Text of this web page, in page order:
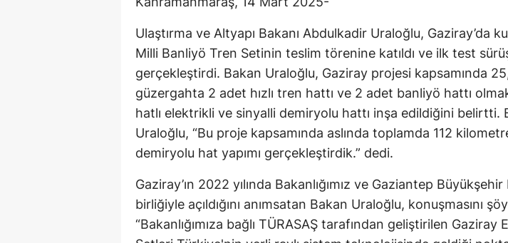
Edirne
Elazığ
Erzincan
Erzurum
Gaziantep
Giresun
Ulaştırma ve Altyapı Bakanı Abdulkadir Uraloğlu, Gaziray’da
Milli Banliyö Tren Setinin teslim törenine katıldı ve ilk test
gerçekleştirdi. Bakan Uraloğlu, Gaziray projesi kapsamında
güzergahta 2 adet hızlı tren hattı ve 2 adet banliyö hattı
hatlı elektrikli ve sinyalli demiryolu hattı inşa edildiğini belirtti.
Uraloğlu, “Bu proje kapsamında aslında toplamda 112
demiryolu hat yapımı gerçekleştirdik.” dedi.
Gaziray’ın 2022 yılında Bakanlığımız ve Gaziantep
birliğiyle açıldığını anımsatan Bakan Uraloğlu, konuşmasını
“Bakanlığımıza bağlı TÜRASAŞ tarafından geliştirilen Gaziray